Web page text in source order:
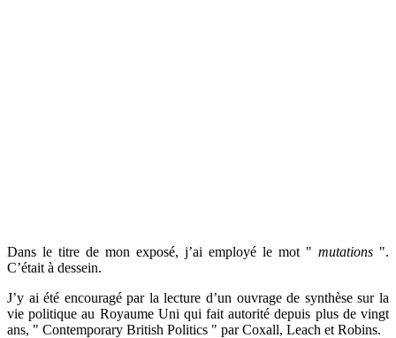
Dans le titre de mon exposé, j’ai employé le mot " mutations ".
C’était à dessein.
J’y ai été encouragé par la lecture d’un ouvrage de synthèse sur la
vie politique au Royaume Uni qui fait autorité depuis plus de vingt
ans, " Contemporary British Politics " par Coxall, Leach et Robins.